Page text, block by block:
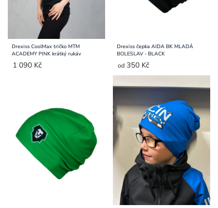
Drexiss CoolMax tričko MTM
ACADEMY PINK krátký rukáv
1 090 Kč
Drexiss čepka AIDA BK MLADÁ
BOLESLAV - BLACK
od 350 Kč